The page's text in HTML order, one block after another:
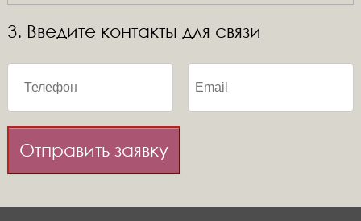
3. Введите контакты для связи
Отправить заявку